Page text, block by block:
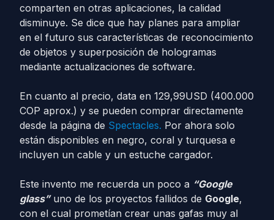
comparten en otras aplicaciones, la calidad
disminuye. Se dice que hay planes para ampliar
en el futuro sus características de reconocimiento
de objetos y superposición de hologramas
mediante actualizaciones de software.
En cuanto al precio, data en 129,99USD (400.000
COP aprox.) y se pueden comprar directamente
desde la página de Spectacles. Por ahora solo
están disponibles en negro, coral y turquesa e
incluyen un cable y un estuche cargador.
Este invento me recuerda un poco a “Google
glass”uno de los proyectos fallidos de Google,
con el cual prometían crear unas gafas muy al